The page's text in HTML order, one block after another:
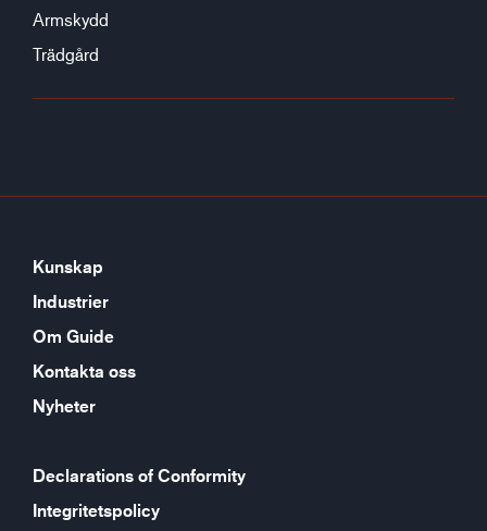
Armskydd
Trädgård
Kunskap
Industrier
Om Guide
Kontakta oss
Nyheter
Declarations of Conformity
Integritetspolicy